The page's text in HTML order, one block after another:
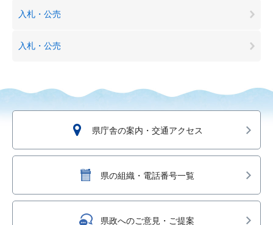
入札・公売
入札・公売
県庁舎の案内・交通アクセス
県の組織・電話番号一覧
県政へのご意見・ご提案